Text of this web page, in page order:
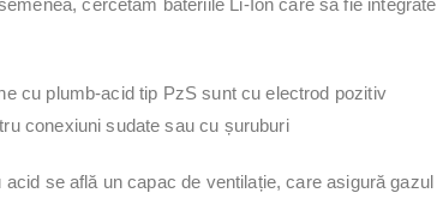
cercetăm bateriile Li-Ion care să fie integrate
cu plumb-acid tip PzS sunt cu electrod pozitiv
conexiuni sudate sau cu șuruburi
se află un capac de ventilație, care asigură gazul